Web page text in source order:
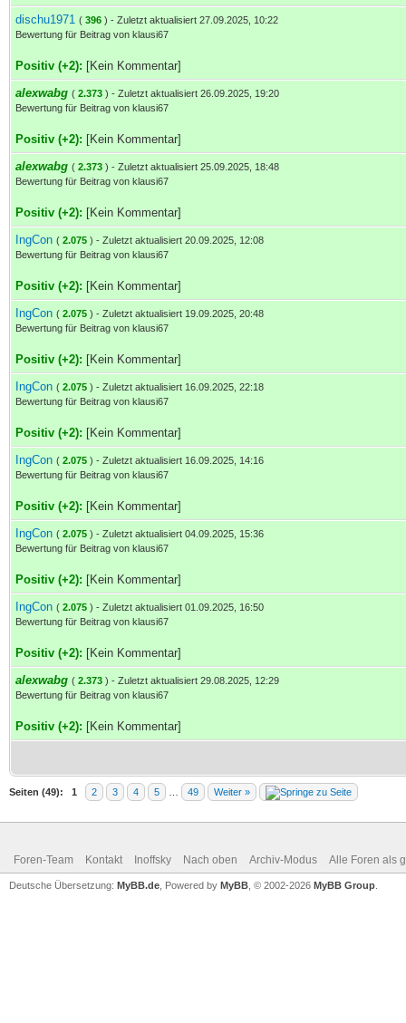
dischu1971 ( 396 ) - Zuletzt aktualisiert 27.09.2025, 10:22
Bewertung für Beitrag von klausi67
Positiv (+2): [Kein Kommentar]
alexwabg ( 2.373 ) - Zuletzt aktualisiert 26.09.2025, 19:20
Bewertung für Beitrag von klausi67
Positiv (+2): [Kein Kommentar]
alexwabg ( 2.373 ) - Zuletzt aktualisiert 25.09.2025, 18:48
Bewertung für Beitrag von klausi67
Positiv (+2): [Kein Kommentar]
IngCon ( 2.075 ) - Zuletzt aktualisiert 20.09.2025, 12:08
Bewertung für Beitrag von klausi67
Positiv (+2): [Kein Kommentar]
IngCon ( 2.075 ) - Zuletzt aktualisiert 19.09.2025, 20:48
Bewertung für Beitrag von klausi67
Positiv (+2): [Kein Kommentar]
IngCon ( 2.075 ) - Zuletzt aktualisiert 16.09.2025, 22:18
Bewertung für Beitrag von klausi67
Positiv (+2): [Kein Kommentar]
IngCon ( 2.075 ) - Zuletzt aktualisiert 16.09.2025, 14:16
Bewertung für Beitrag von klausi67
Positiv (+2): [Kein Kommentar]
IngCon ( 2.075 ) - Zuletzt aktualisiert 04.09.2025, 15:36
Bewertung für Beitrag von klausi67
Positiv (+2): [Kein Kommentar]
IngCon ( 2.075 ) - Zuletzt aktualisiert 01.09.2025, 16:50
Bewertung für Beitrag von klausi67
Positiv (+2): [Kein Kommentar]
alexwabg ( 2.373 ) - Zuletzt aktualisiert 29.08.2025, 12:29
Bewertung für Beitrag von klausi67
Positiv (+2): [Kein Kommentar]
Seiten (49): 1 2 3 4 5 49 Weiter »
Foren-Team Kontakt Inoffsky Nach oben Archiv-Modus Alle Foren als
Deutsche Übersetzung: MyBB.de , Powered by MyBB , © 2002-2026 MyBB Group